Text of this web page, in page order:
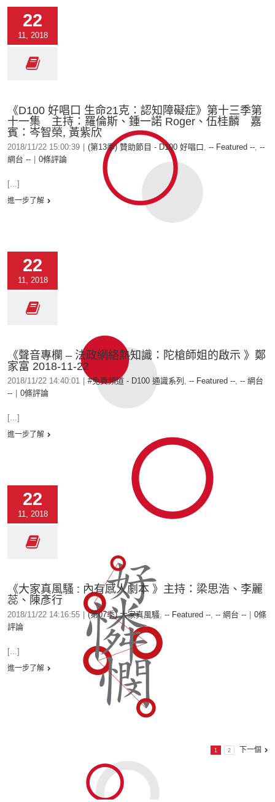
22
11, 2018
《D100 好唱口 生命21克：認知障礙症》第十三季第
十一集 主持：羅倫斯、鍾一諾 Roger、伍桂麟 嘉
賓：岑智榮, 黃紫欣
2018/11/22 15:00:39 (第13季) 贊助節目 - D100 好唱口, -- Featured --, --
網台 --
0條評論
[...]
進一步了解
22
11, 2018
《聲音專欄 – 法政網絡熱知識：陀槍師姐的啟示 》鄭
家富 2018-11-22
2018/11/22 14:40:01 #免費頻道 - D100 通識系列 , -- Featured --, -- 網台
--
0條評論
[...]
進一步了解
22
11, 2018
《大家真風騷 : 內有感人劇本 》主持：梁思浩、李麗
蕊、陳彥行
2018/11/22 14:16:55 (第07季) 大家真風騷, -- Featured --, -- 網台 --
0條
評論
[...]
進一步了解
1 2 下一個